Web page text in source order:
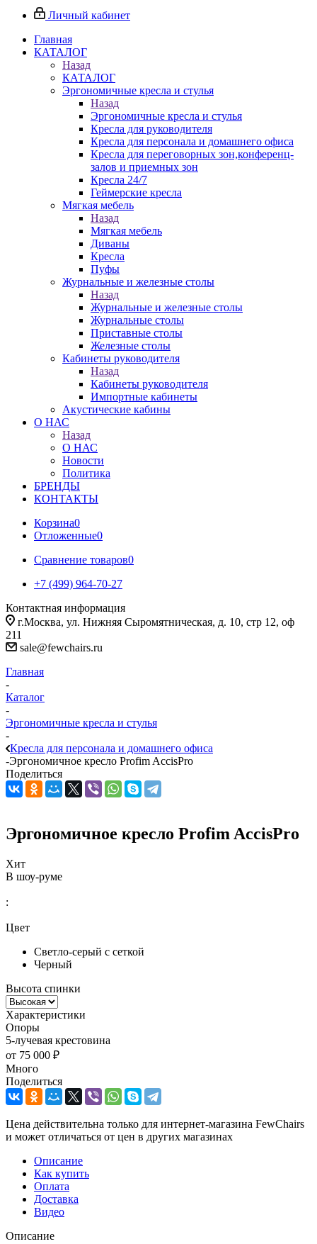
Личный кабинет
Главная
КАТАЛОГ
Назад
КАТАЛОГ
Эргономичные кресла и стулья
Назад
Эргономичные кресла и стулья
Кресла для руководителя
Кресла для персонала и домашнего офиса
Кресла для переговорных зон,конференц-
залов и приемных зон
Кресла 24/7
Геймерские кресла
Мягкая мебель
Назад
Мягкая мебель
Диваны
Кресла
Пуфы
Журнальные и железные столы
Назад
Журнальные и железные столы
Журнальные столы
Приставные столы
Железные столы
Кабинеты руководителя
Назад
Кабинеты руководителя
Импортные кабинеты
Акустические кабины
О НАС
Назад
О НАС
Новости
Политика
БРЕНДЫ
КОНТАКТЫ
Корзина0
Отложенные0
Сравнение товаров0
+7 (499) 964-70-27
Контактная информация
г.Москва, ул. Нижняя Сыромятническая, д. 10, стр 12, оф
211
sale@fewchairs.ru
Главная
-
Каталог
-
Эргономичные кресла и стулья
-
Кресла для персонала и домашнего офиса
-Эргономичное кресло Profim AccisPro
Поделиться
Эргономичное кресло Profim AccisPro
Хит
В шоу-руме
:
Цвет
Светло-серый с сеткой
Черный
Высота спинки
Характеристики
Опоры
5-лучевая крестовина
от 75 000 ₽
Много
Поделиться
Цена действительна только для интернет-магазина FewChairs
и может отличаться от цен в других магазинах
Описание
Как купить
Оплата
Доставка
Видео
Описание